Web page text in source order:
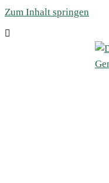
Zum Inhalt springen